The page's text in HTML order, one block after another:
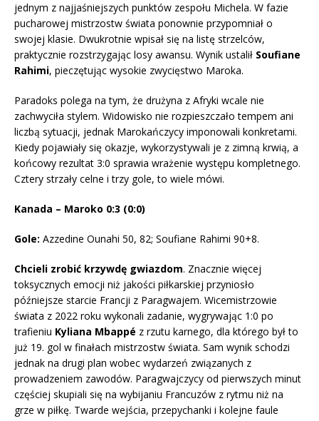
jednym z najjaśniejszych punktów zespołu Michela. W fazie
pucharowej mistrzostw świata ponownie przypomniał o
swojej klasie. Dwukrotnie wpisał się na listę strzelców,
praktycznie rozstrzygając losy awansu. Wynik ustalił Soufiane
Rahimi, pieczętując wysokie zwycięstwo Maroka.
Paradoks polega na tym, że drużyna z Afryki wcale nie
zachwyciła stylem. Widowisko nie rozpieszczało tempem ani
liczbą sytuacji, jednak Marokańczycy imponowali konkretami.
Kiedy pojawiały się okazje, wykorzystywali je z zimną krwią, a
końcowy rezultat 3:0 sprawia wrażenie występu kompletnego.
Cztery strzały celne i trzy gole, to wiele mówi.
Kanada – Maroko 0:3 (0:0)
Gole: Azzedine Ounahi 50, 82; Soufiane Rahimi 90+8.
Chcieli zrobić krzywdę gwiazdom. Znacznie więcej
toksycznych emocji niż jakości piłkarskiej przyniosło
późniejsze starcie Francji z Paragwajem. Wicemistrzowie
świata z 2022 roku wykonali zadanie, wygrywając 1:0 po
trafieniu Kyliana Mbappé z rzutu karnego, dla którego był to
już 19. gol w finałach mistrzostw świata. Sam wynik schodzi
jednak na drugi plan wobec wydarzeń związanych z
prowadzeniem zawodów. Paragwajczycy od pierwszych minut
częściej skupiali się na wybijaniu Francuzów z rytmu niż na
grze w piłkę. Twarde wejścia, przepychanki i kolejne faule